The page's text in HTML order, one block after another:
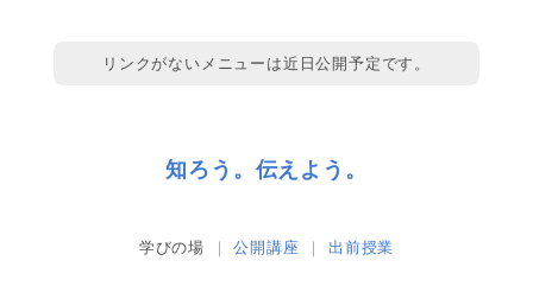
リンクがないメニューは近日公開予定です。
知ろう。伝えよう。
学びの場 公開講座 出前授業